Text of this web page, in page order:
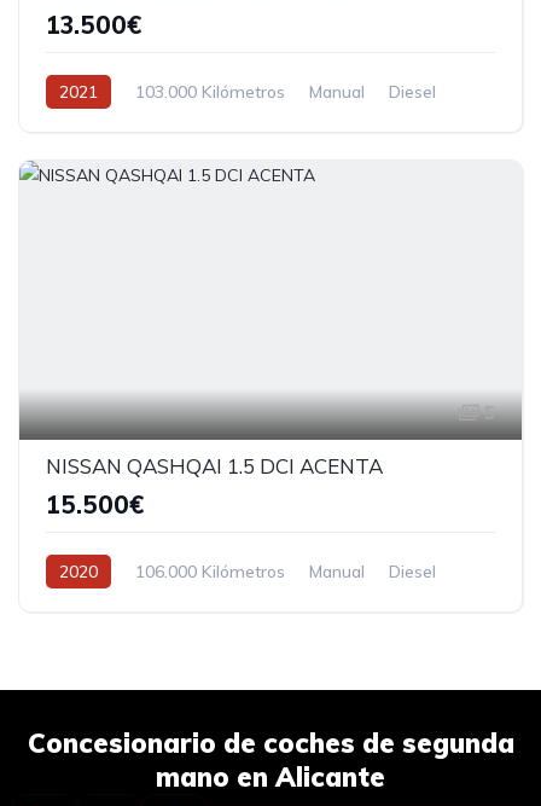
13.500€
2021 103.000 Kilómetros Manual Diesel
5
NISSAN QASHQAI 1.5 DCI ACENTA
15.500€
2020 106.000 Kilómetros Manual Diesel
Concesionario de coches de segunda
mano en Alicante